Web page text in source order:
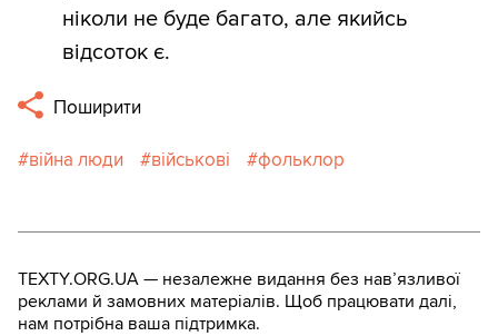
ніколи не буде багато, але якийсь
відсоток є.
Поширити
війна люди військові фольклор
TEXTY.ORG.UA — незалежне видання без навʼязливої
реклами й замовних матеріалів. Щоб працювати далі,
нам потрібна ваша підтримка.